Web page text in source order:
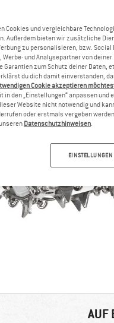
AUF
Cookies und vergleichbare
Außerdem bieten wir zusätzliche
zu personalisieren, bzw.
Werbe- und Analysepartner von
Garantien zum Schutz deiner Daten,
du dich damit einverstanden,
Cookie akzeptieren
in den „Einstellungen“ anpassen
Website nicht notwendig und
oder erstmals vergeben
Datenschutzhinweisen.
EINSTELLUNGEN